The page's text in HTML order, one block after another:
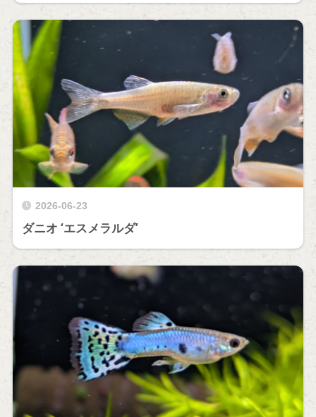
2026-06-23
ダニオ ‘エスメラルダ’